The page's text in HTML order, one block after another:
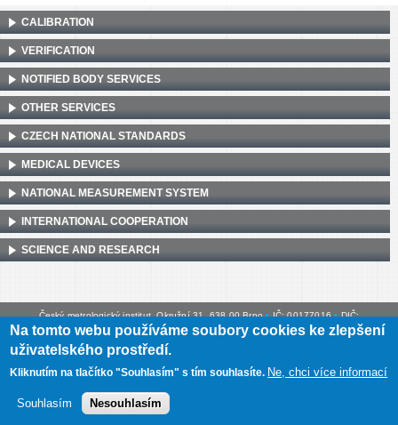
CALIBRATION
VERIFICATION
NOTIFIED BODY SERVICES
OTHER SERVICES
CZECH NATIONAL STANDARDS
MEDICAL DEVICES
NATIONAL MEASUREMENT SYSTEM
INTERNATIONAL COOPERATION
SCIENCE AND RESEARCH
Český metrologický institut, Okružní 31, 638 00 Brno•IČ: 00177016•DIČ:
CZ00177016
Na tomto webu používáme soubory cookies ke zlepšení
uživatelského prostředí.
Kliknutím na tlačítko "Souhlasím" s tím souhlasíte. Ne, chci více informací
Souhlasím Nesouhlasím